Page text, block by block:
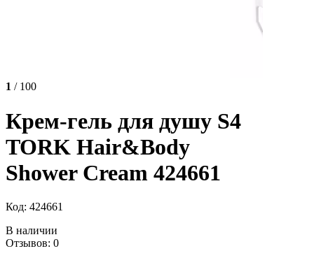
1 / 100
Крем-гель для душу S4
TORK Hair&Body
Shower Cream 424661
Код: 424661
В наличии
Отзывов: 0